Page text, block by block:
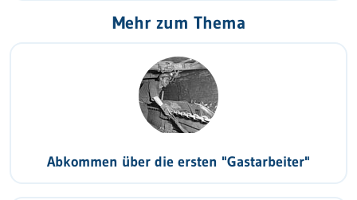
Mehr zum Thema
Abkommen über die ersten "Gastarbeiter"